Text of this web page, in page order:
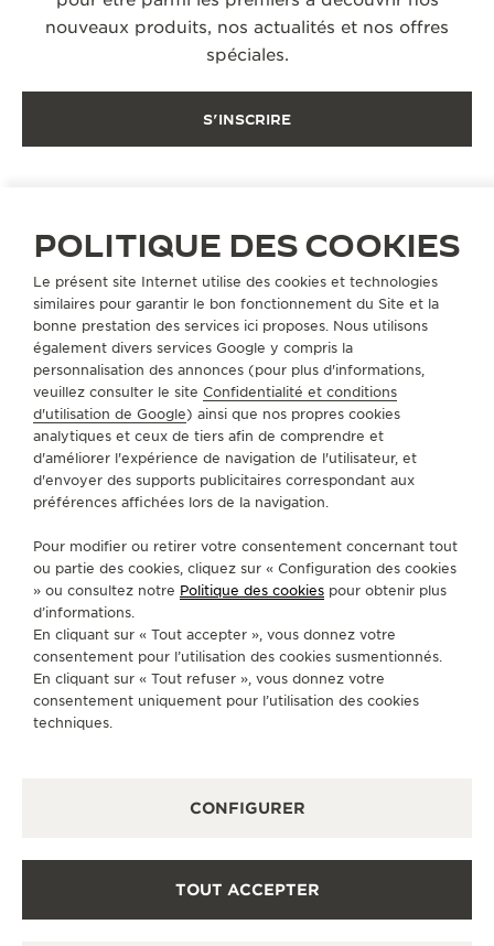
nouveaux produits, nos actualités et nos offres
spéciales.
S’INSCRIRE
EXPERT DES COMPLICATIONS HORLOGÈRES
MONTRES À COMPLICATIONS CÉLESTES
SUIVEZ-NOUS
S'INSCRIRE À LA NEWSLETTER
A PROPOS DE NOUS
SERVICES
CONTACT
POLITIQUE DE CONFIDENTIALITÉ
FICHE RELATIVE AUX QUALITÉS ET CARACTÉRISTIQUES
POLITIQUE DES COOKIES
Le présent site Internet utilise des cookies et technologies
similaires pour garantir le bon fonctionnement du Site et la
bonne prestation des services ici proposes. Nous utilisons
également divers services Google y compris la
personnalisation des annonces (pour plus d'informations,
veuillez consulter le site Confidentialité et conditions
d'utilisation de Google) ainsi que nos propres cookies
analytiques et ceux de tiers afin de comprendre et
d'améliorer l'expérience de navigation de l'utilisateur, et
d'envoyer des supports publicitaires correspondant aux
préférences affichées lors de la navigation.
Pour modifier ou retirer votre consentement concernant tout
ou partie des cookies, cliquez sur « Configuration des cookies
» ou consultez notre Politique des cookies pour obtenir plus
d’informations.
En cliquant sur « Tout accepter », vous donnez votre
consentement pour l’utilisation des cookies susmentionnés.
En cliquant sur « Tout refuser », vous donnez votre
consentement uniquement pour l’utilisation des cookies
techniques.
CONFIGURER
TOUT ACCEPTER